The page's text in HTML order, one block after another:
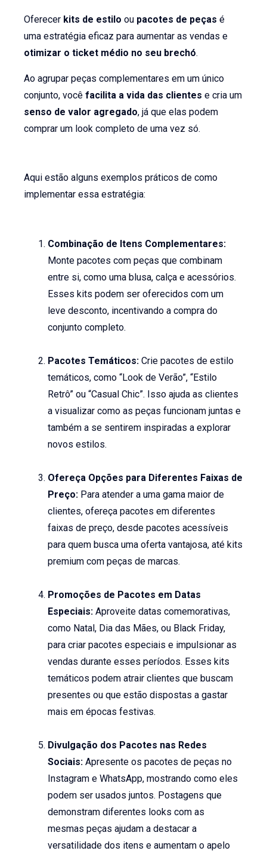
Oferecer kits de estilo ou pacotes de peças é
uma estratégia eficaz para aumentar as vendas e
otimizar o ticket médio no seu brechó.
Ao agrupar peças complementares em um único
conjunto, vocêfacilita a vida das clientes e cria um
senso de valor agregado, já que elas podem
comprar um look completo de uma vez só.
Aqui estão alguns exemplos práticos de como
implementar essa estratégia:
Combinação de Itens Complementares:
Monte pacotes com peças que combinam
entre si, como uma blusa, calça e acessórios.
Esses kits podem ser oferecidos com um
leve desconto, incentivando a compra do
conjunto completo.
Pacotes Temáticos: Crie pacotes de estilo
temáticos, como “Look de Verão”, “Estilo
Retrô” ou “Casual Chic”. Isso ajuda as clientes
a visualizar como as peças funcionam juntas e
também a se sentirem inspiradas a explorar
novos estilos.
Ofereça Opções para Diferentes Faixas de
Preço: Para atender a uma gama maior de
clientes, ofereça pacotes em diferentes
faixas de preço, desde pacotes acessíveis
para quem busca uma oferta vantajosa, até kits
premium com peças de marcas.
Promoções de Pacotes em Datas
Especiais: Aproveite datas comemorativas,
como Natal, Dia das Mães, ou Black Friday,
para criar pacotes especiais e impulsionar as
vendas durante esses períodos. Esses kits
temáticos podem atrair clientes que buscam
presentes ou que estão dispostas a gastar
mais em épocas festivas.
Divulgação dos Pacotes nas Redes
Sociais: Apresente os pacotes de peças no
Instagram e WhatsApp, mostrando como eles
podem ser usados juntos. Postagens que
demonstram diferentes looks com as
mesmas peças ajudam a destacar a
versatilidade dos itens e aumentam o apelo